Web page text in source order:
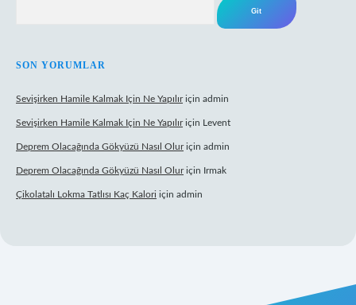
SON YORUMLAR
Sevişirken Hamile Kalmak Için Ne Yapılıriçin admin
Sevişirken Hamile Kalmak Için Ne Yapılıriçin Levent
Deprem Olacağında Gökyüzü Nasıl Oluriçin admin
Deprem Olacağında Gökyüzü Nasıl Oluriçin Irmak
Çikolatalı Lokma Tatlısı Kaç Kalori için admin